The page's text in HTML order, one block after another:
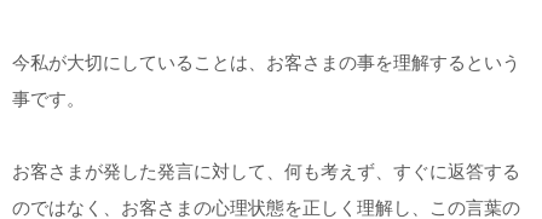
今私が大切にしていることは、お客さまの事を理解するという
事です。
お客さまが発した発言に対して、何も考えず、すぐに返答する
のではなく、お客さまの心理状態を正しく理解し、この言葉の